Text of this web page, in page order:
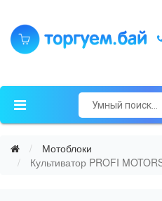
Мотоблоки
Культиватор PROFI